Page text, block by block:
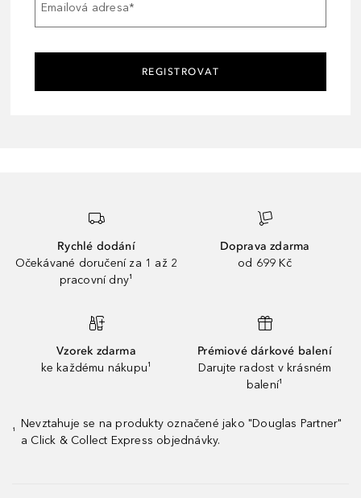
Emailová adresa*
REGISTROVAT
Rychlé dodání
Očekávané doručení za 1 až 2
pracovní dny¹
Doprava zdarma
od 699 Kč
Vzorek zdarma
ke každému nákupu¹
Prémiové dárkové balení
Darujte radost v krásném
balení¹
¹
Nevztahuje se na produkty označené jako "Douglas Partner"
a Click & Collect Express objednávky.